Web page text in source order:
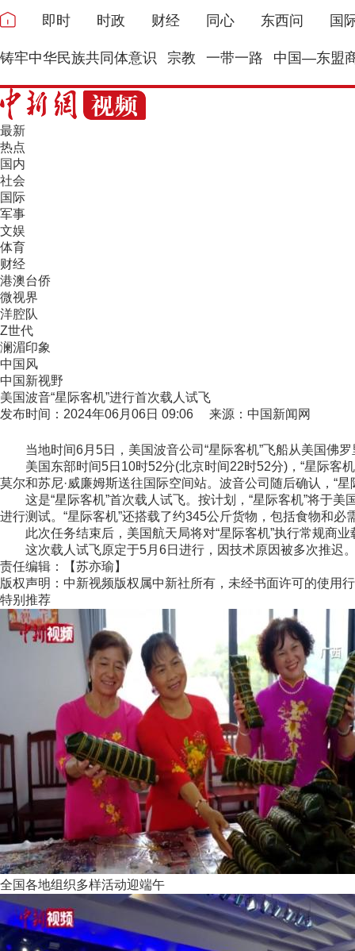
即时 时政 财经 同心 东西问 国
铸牢中华民族共同体意识 宗教 一带一路 中国—东盟
最新
热点
国内
社会
国际
军事
文娱
体育
财经
港澳台侨
微视界
洋腔队
Z世代
澜湄印象
中国风
中国新视野
美国波音“星际客机”进行首次载人试飞
发布时间：2024年06月06日 09:06 来源：中国新闻网
当地时间6月5日，美国波音公司“星际客机”飞船从美国佛罗
美国东部时间5日10时52分(北京时间22时52分)，“星际客机
莫尔和苏尼·威廉姆斯送往国际空间站。波音公司随后确认，“
这是“星际客机”首次载人试飞。按计划，“星际客机”将于美
进行测试。“星际客机”还搭载了约345公斤货物，包括食物和必
此次任务结束后，美国航天局将对“星际客机”执行常规商业
这次载人试飞原定于5月6日进行，因技术原因被多次推迟
责任编辑：【苏亦瑜】
版权声明：中新视频版权属中新社所有，未经书面许可的使用
特别推荐
全国各地组织多样活动迎端午